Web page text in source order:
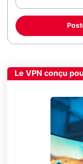
Le VPN conçu